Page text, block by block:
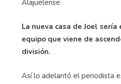
Alajuelense.
La nueva casa de Joel
equipo que viene de
división.
Así lo adelantó el periodista